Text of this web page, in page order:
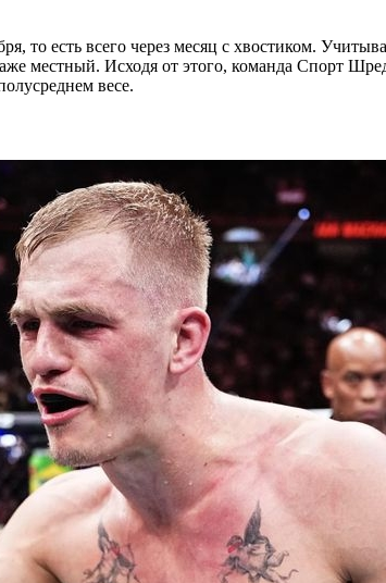
то есть всего через месяц с хвостиком.
местный. Исходя от этого, команда Спорт
весе.